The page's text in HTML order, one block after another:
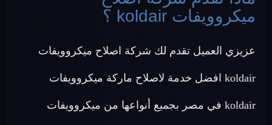
ميكروويفات koldair ؟
عزيزي العميل تقدم لك شركة اصلاح ميكروويفات
koldair افضل خدمة لاصلاح ماركة ميكروويفات
koldair في مصر بجميع أنواعها من ميكروويفات